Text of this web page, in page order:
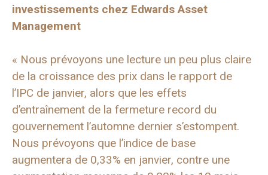
investissements chez Edwards Asset
Management
« Nous prévoyons une lecture un peu plus claire
de la croissance des prix dans le rapport de
l’IPC de janvier, alors que les effets
d’entraînement de la fermeture record du
gouvernement l’automne dernier s’estompent.
Nous prévoyons que l’indice de base
augmentera de 0,33% en janvier, contre une